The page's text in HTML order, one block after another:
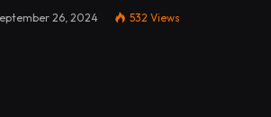
26, 2024 532 Views